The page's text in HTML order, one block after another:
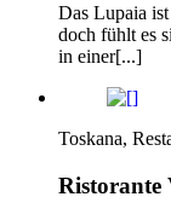
Das Lupaia
doch fühlt es
in einer[...]
Toskana,
Ristorante